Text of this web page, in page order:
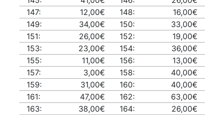
147:
12,00€ 148:
16,00€
149:
34,00€ 150:
33,00€
151:
26,00€ 152:
19,00€
153:
23,00€ 154:
36,00€
155:
11,00€ 156:
13,00€
157:
3,00€ 158:
40,00€
159:
31,00€ 160:
40,00€
161:
47,00€ 162:
63,00€
163:
38,00€ 164:
26,00€